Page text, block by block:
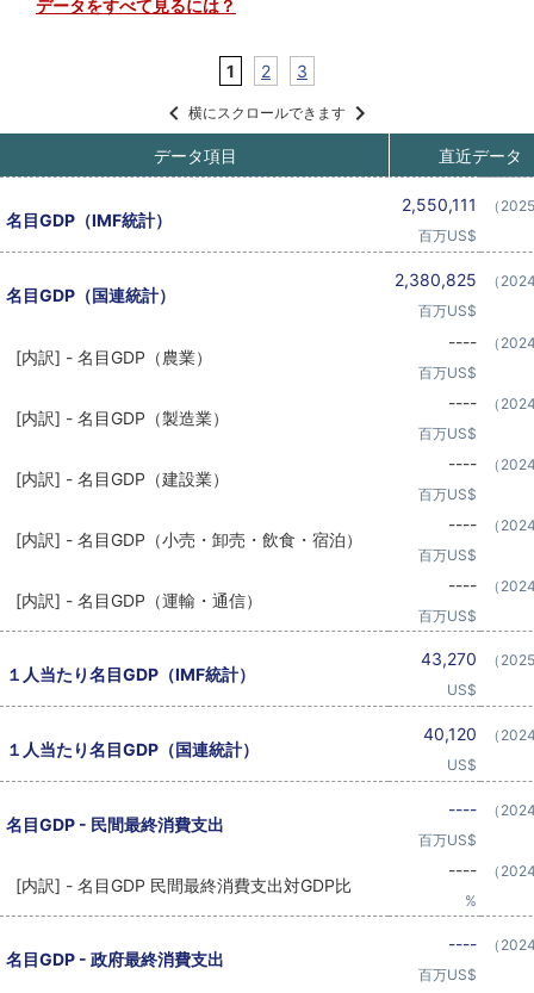
データをすべて見るには？
1 2 3
横にスクロールできます
データ項目 直近データ
名目GDP（IMF統計）
2,550,111
百万US$
（
名目GDP（国連統計）
2,380,825
百万US$
（
[内訳] - 名目GDP（農業）
----
百万US$
（
[内訳] - 名目GDP（製造業）
----
百万US$
（
[内訳] - 名目GDP（建設業）
----
百万US$
（
[内訳] - 名目GDP（小売・卸売・飲食・宿泊）
----
百万US$
（
[内訳] - 名目GDP（運輸・通信）
----
百万US$
（
１人当たり名目GDP（IMF統計）
43,270
US$
（
１人当たり名目GDP（国連統計）
40,120
US$
（
名目GDP - 民間最終消費支出
----
百万US$
（
[内訳] - 名目GDP 民間最終消費支出対GDP比
----
%
（
名目GDP - 政府最終消費支出
----
百万US$
（